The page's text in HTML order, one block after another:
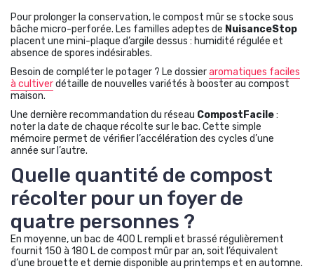
Pour prolonger la conservation, le compost mûr se stocke sous
bâche micro-perforée. Les familles adeptes de NuisanceStop
placent une mini-plaque d’argile dessus : humidité régulée et
absence de spores indésirables.
Besoin de compléter le potager ? Le dossieraromatiques faciles
à cultiverdétaille de nouvelles variétés à booster au compost
maison.
Une dernière recommandation du réseau CompostFacile:
noter la date de chaque récolte sur le bac. Cette simple
mémoire permet de vérifier l’accélération des cycles d’une
année sur l’autre.
Quelle quantité de compost
récolter pour un foyer de
quatre personnes ?
En moyenne, un bac de 400 L rempli et brassé régulièrement
fournit 150 à 180 L de compost mûr par an, soit l’équivalent
d’une brouette et demie disponible au printemps et en automne.